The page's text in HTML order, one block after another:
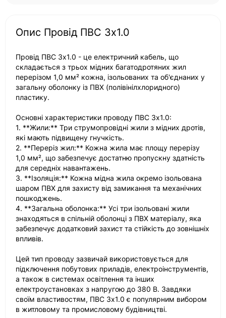
Опис Провід ПВС 3x1.0
Провід ПВС 3x1.0 - це електричний кабель, що
складається з трьох мідних багатодротяних жил
перерізом 1,0 мм² кожна, ізольованих та об'єднаних у
загальну оболонку із ПВХ (полівінілхлоридного)
пластику.
Основні характеристики проводу ПВС 3x1.0:
1. **Жили:** Три струмопровідні жили з мідних дротів,
які мають підвищену гнучкість.
2. **Переріз жил:** Кожна жила має площу перерізу
1,0 мм², що забезпечує достатню пропускну здатність
для середніх навантажень.
3. **Ізоляція:** Кожна мідна жила окремо ізольована
шаром ПВХ для захисту від замикання та механічних
пошкоджень.
4. **Загальна оболонка:** Усі три ізольовані жили
знаходяться в спільній оболонці з ПВХ матеріалу, яка
забезпечує додатковий захист та стійкість до зовнішніх
впливів.
Цей тип проводу зазвичай використовується для
підключення побутових приладів, електроінструментів,
а також в системах освітлення та інших
електроустановках з напругою до 380 В. Завдяки
своїм властивостям, ПВС 3x1.0 є популярним вибором
в житловому та промисловому будівництві.